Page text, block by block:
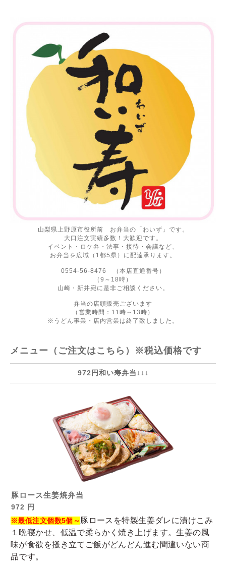
山梨県上野原市役所前 お弁当の「わいず」です。
大口注文実績多数！大歓迎です。
イベント・ロケ弁・法事・接待・会議など、
お弁当を広域（1都5県）に配達承ります。
0554-56-8476 （本店直通番号）
（9～18時）
山崎・新井宛に是非ご相談ください。
弁当の店頭販売ございます
（営業時間：11時～13時）
※うどん事業・店内営業は終了致しました。
メニュー（ご注文はこちら）※税込価格です
972円和い寿弁当↓↓↓
豚ロース生姜焼弁当
972 円
※最低注文個数5個～豚ロースを特製生姜ダレに漬けこみ
１晩寝かせ、低温で柔らかく焼き上げます。生姜の風
味が食欲を掻き立てご飯がどんどん進む間違いない商
品です。